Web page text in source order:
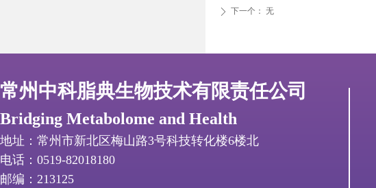
ꄲ 下一个： 无
常州中科脂典生物技术有限责任公司
Bridging Metabolome and Health
地址：常州市新北区梅山路3号科技转化楼6楼北
电话：0519-82018180
邮编：213125